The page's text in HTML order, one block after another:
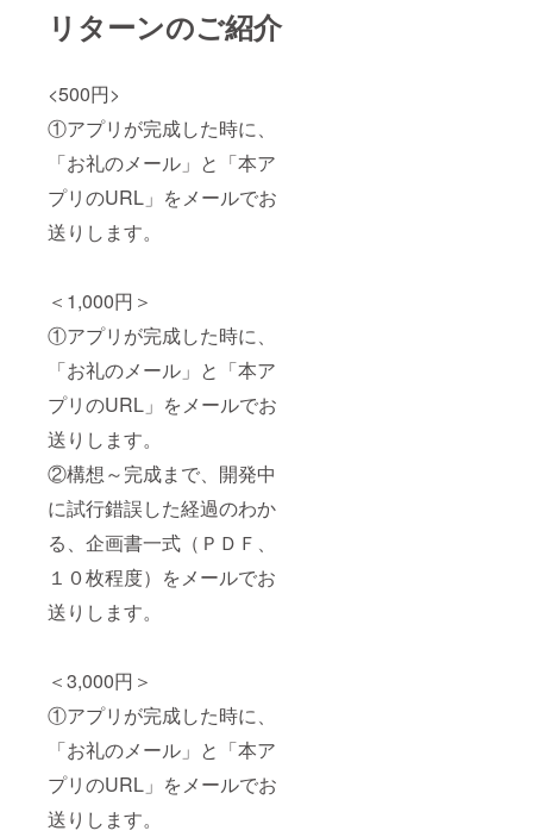
リターンのご紹介
<500円>
①アプリが完成した時に、
「お礼のメール」と「本ア
プリのURL」をメールでお
送りします。
＜1,000円＞
①アプリが完成した時に、
「お礼のメール」と「本ア
プリのURL」をメールでお
送りします。
②構想～完成まで、開発中
に試行錯誤した経過のわか
る、企画書一式（ＰＤＦ、
１０枚程度）をメールでお
送りします。
＜3,000円＞
①アプリが完成した時に、
「お礼のメール」と「本ア
プリのURL」をメールでお
送りします。